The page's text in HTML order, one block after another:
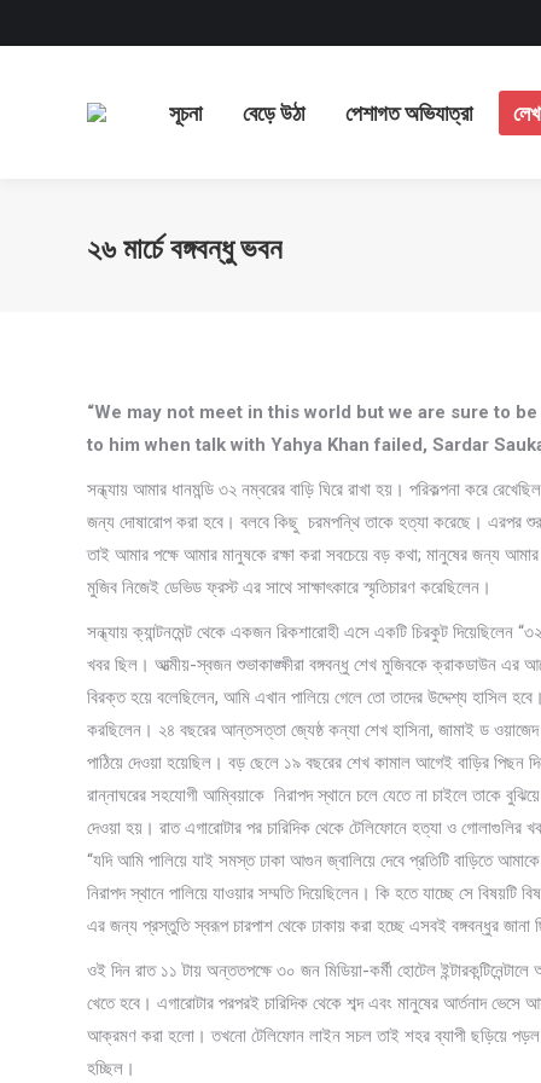
সূচনা বেড়ে উঠা পেশাগত অভিযাত্রা
২৬ মার্চে বঙ্গবন্ধু ভবন
“We may not meet in this world but we are sure to
to him when talk with Yahya Khan failed, Sardar
সন্ধ্যায় আমার ধানমন্ডি ৩২ নম্বরের বাড়ি ঘিরে রাখা হয়। পরিকল্পনা করে
জন্য দোষারোপ করা হবে। বলবে কিছু চরমপন্থি তাকে হত্যা করেছে। এরপর
তাই আমার পক্ষে আমার মানুষকে রক্ষা করা সবচেয়ে বড় কথা; মানুষের জন্য
মুজিব নিজেই ডেভিড ফ্রস্ট এর সাথে সাক্ষাৎকারে স্মৃতিচারণ করেছিলেন।
সন্ধ্যায় ক্যান্টনমেন্ট থেকে একজন রিকশারোহী এসে একটি চিরকুট
খবর ছিল। আত্মীয়-স্বজন শুভাকাঙ্ক্ষীরা বঙ্গবন্ধু শেখ মুজিবকে ক্রাকডাউন
বিরক্ত হয়ে বলেছিলেন, আমি এখান পালিয়ে গেলে তো তাদের উদ্দেশ্য হাসিল
করছিলেন। ২৪ বছরের আন্তসত্তা জ্যেষ্ঠ কন্যা শেখ হাসিনা, জামাই ড ওয়াজেদ
পাঠিয়ে দেওয়া হয়েছিল। বড় ছেলে ১৯ বছরের শেখ কামাল আগেই বাড়ির পিছন
রান্নাঘরের সহযোগী আম্বিয়াকে নিরাপদ স্থানে চলে যেতে না চাইলে তাকে
দেওয়া হয়। রাত এগারোটার পর চারিদিক থেকে টেলিফোনে হত্যা ও গোলাগুলির
“যদি আমি পালিয়ে যাই সমস্ত ঢাকা আগুন জ্বালিয়ে দেবে প্রতিটি বাড়িতে
নিরাপদ স্থানে পালিয়ে যাওয়ার সম্মতি দিয়েছিলেন। কি হতে যাচ্ছে সে
এর জন্য প্রস্তুতি স্বরূপ চারপাশ থেকে ঢাকায় করা হচ্ছে এসবই বঙ্গবন্ধুর জানা
ওই দিন রাত ১১ টায় অন্ততপক্ষে ৩০ জন মিডিয়া-কর্মী হোটেল
খেতে হবে। এগারোটার পরপরই চারিদিক থেকে শব্দ এবং মানুষের আর্তনাদ
আক্রমণ করা হলো। তখনো টেলিফোন লাইন সচল তাই শহর ব্যাপী ছড়িয়ে পড়ল
হচ্ছিল।
সূচনা বেড়ে উঠা পেশাগত